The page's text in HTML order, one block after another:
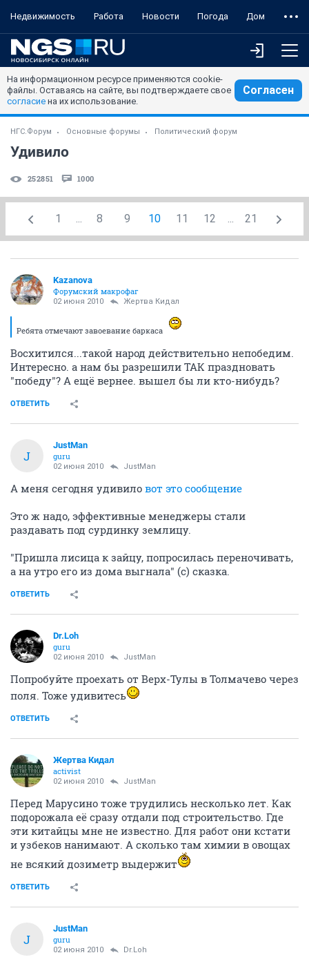
Недвижимость Работа Новости Погода Дом
На информационном ресурсе применяются cookie-
файлы. Оставаясь на сайте, вы подтверждаете свое
согласие на их использование.
Согласен
НГС.Форум Основные форумы Политический форум
Удивило
252851 1000
1 ... 8 9 10 11 12 ... 21
Kazanova
Форумский макрофаг
02 июня 2010 Жертва Кидал
Ребята отмечают завоевание баркаса
Восхитился...такой народ действительно непобедим.
Интересно. а нам бы разрешили ТАК праздновать
"победу"? А ещё вернее. вышел бы ли кто-нибудь?
ОТВЕТИТЬ
J
JustMan
guru
02 июня 2010 JustMan
А меня сегодня удивило вот это сообщение
Это ж надо, эффективные менеджеры стали
раздавать под сурдинку землицу.
"Пришла лисица к зайцу, попросилась переночивать,
а на утро его из дома выгнала" (с) сказка.
ОТВЕТИТЬ
Dr.Loh
guru
02 июня 2010 JustMan
Попробуйте проехать от Верх-Тулы в Толмачево через
поля. Тоже удивитесь
ОТВЕТИТЬ
Жертва Кидал
activist
02 июня 2010 JustMan
Перед Марусино тоже трудились несколько лет. Как
подорожала её сразу отдали под строительство. Где
эти китайцы мне не известно. Для работ они кстати
и узбеков нанимают. А сколько там химии в овощах
не всякий дозиметр выдержит
ОТВЕТИТЬ
J
JustMan
guru
02 июня 2010 Dr.Loh